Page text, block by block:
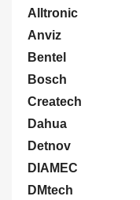
Alltronic
Anviz
Bentel
Bosch
Createch
Dahua
Detnov
DIAMEC
DMtech